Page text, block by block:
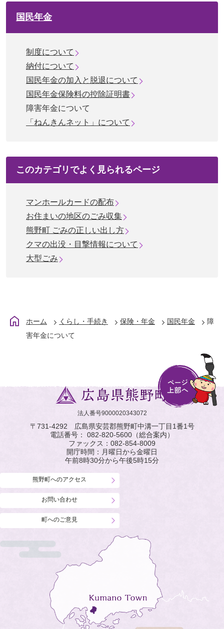
国民年金
制度について
納付について
国民年金の加入と脱退について
国民年金保険料の控除証明書
障害年金について
「ねんきんネット」について
このカテゴリでよく見られるページ
マンホールカードの配布
お住まいの地区のごみ収集
熊野町 ごみの正しい出し方
クマの出没・目撃情報について
大型ごみ
ホーム くらし・手続き 保険・年金 国民年金
障
害年金について
法人番号9000020343072
〒731-4292 広島県安芸郡熊野町中溝一丁目1番1号
電話番号： 082-820-5600 （総合案内）
ファックス： 082-854-8009
開庁時間：月曜日から金曜日
午前8時30分から午後5時15分
熊野町へのアクセス
お問い合わせ
町へのご意見